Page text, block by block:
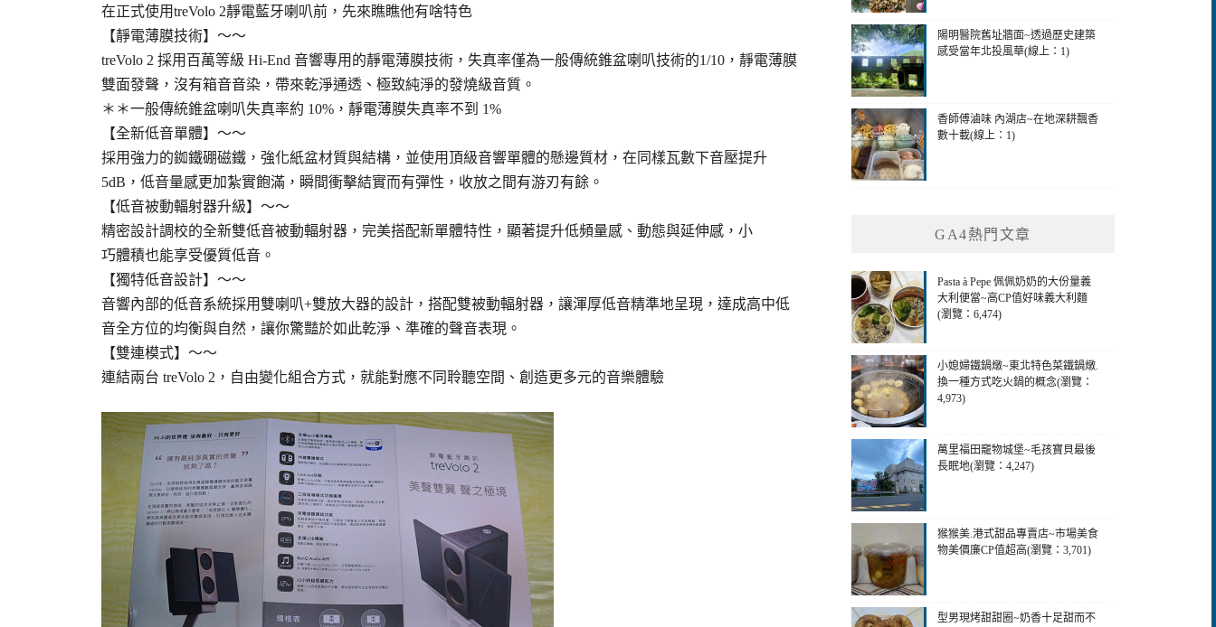
在正式使用treVolo 2靜電藍牙喇叭前，先來瞧瞧他有啥特色
【靜電薄膜技術】～～
treVolo 2 採用百萬等級 Hi-End 音響專用的靜電薄膜技術，失真率僅為一般傳統錐盆喇叭技術的1/10，靜電薄膜
雙面發聲，沒有箱音音染，帶來乾淨通透、極致純淨的發燒級音質。
＊＊一般傳統錐盆喇叭失真率約 10%，靜電薄膜失真率不到 1%
【全新低音單體】～～
採用強力的銣鐵硼磁鐵，強化紙盆材質與結構，並使用頂級音響單體的懸邊質材，在同樣瓦數下音壓提升
5dB，低音量感更加紮實飽滿，瞬間衝擊結實而有彈性，收放之間有游刃有餘。
【低音被動輻射器升級】～～
精密設計調校的全新雙低音被動輻射器，完美搭配新單體特性，顯著提升低頻量感、動態與延伸感，小
巧體積也能享受優質低音。
【獨特低音設計】～～
音響內部的低音系統採用雙喇叭+雙放大器的設計，搭配雙被動輻射器，讓渾厚低音精準地呈現，達成高中低
音全方位的均衡與自然，讓你驚豔於如此乾淨、準確的聲音表現。
【雙連模式】～～
連結兩台 treVolo 2，自由變化組合方式，就能對應不同聆聽空間、創造更多元的音樂體驗
陽明醫院舊址牆面~透過歷史建築
感受當年北投風華(線上：1)
香師傅滷味 內湖店~在地深耕飄香
數十載(線上：1)
GA4熱門文章
Pasta à Pepe 佩佩奶奶的大份量義
大利便當~高CP值好味義大利麵
(瀏覽：6,474)
小媳婦鐵鍋燉~東北特色菜鐵鍋燉.
換一種方式吃火鍋的概念(瀏覽：
4,973)
萬里福田竉物城堡~毛孩寶貝最後
長眠地(瀏覽：4,247)
猴猴美.港式甜品專賣店~市場美食
物美價廉CP值超高(瀏覽：3,701)
型男現烤甜甜圈~奶香十足甜而不